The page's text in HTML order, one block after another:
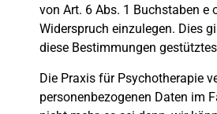
von Art. 6 Abs. 1 Buchstaben e
Widerspruch einzulegen. Dies
diese Bestimmungen
Die Praxis für Psychotherapie
personenbezogenen Daten im